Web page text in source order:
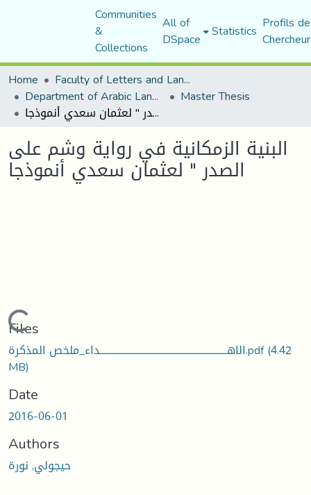
Communities
&
Collections
All of
DSpace Statistics Profils
Home
Faculty of Letters and Languages
Department of Arabic Language and Literature Master Thesis
البنية الزمكانية في رواية وشم على الصدر " لعثمان سعدي أنموذجا
البنية الزمكانية في رواية وشم على
الصدر " لعثمان سعدي أنموذجا
Loading...
Files
الاهـــــــــــــــــــــــــــــــــــــــــــــــــــــــــــــداء_ملخص المذكرة.pdf(4.42
MB)
Date
2016-06-01
Authors
حيجولي, نورة